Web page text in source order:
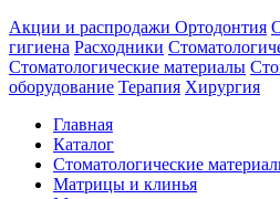
Акции и распродажи Ортодонтия
гигиена Расходники
Стоматологические материалы
оборудование Терапия Хирургия
Главная
Каталог
Стоматологические
Матрицы и клинья